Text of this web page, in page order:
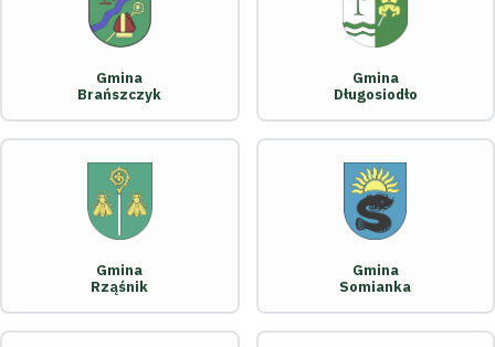
Gmina
Brańszczyk
Gmina
Długosiodło
Gmina
Rząśnik
Gmina
Somianka